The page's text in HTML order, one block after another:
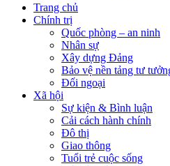
Trang chủ
Chính trị
Quốc phòng – an ninh
Nhân sự
Xây dựng Đảng
Bảo vệ nền tảng tư
Đối ngoại
Xã hội
Sự kiện & Bình luận
Cải cách hành chính
Đô thị
Giao thông
Tuổi trẻ cuộc sống